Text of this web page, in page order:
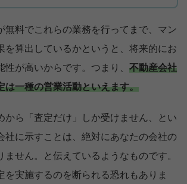
無料でこれらの業務を行ってまで、マン
を算出しているかというと、将来的にお
性が高いからです。つまり、 不動産会社
は一種の営業活動といえます。
から「査定だけ」しか受けません、とい
社に示すことは、絶対にあなたの会社の
ません。と伝えているようなものです。
を実施するのを断られる恐れもありま